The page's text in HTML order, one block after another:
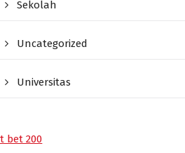
Sekolah
Uncategorized
Universitas
bet 200